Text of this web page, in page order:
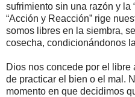
sufrimiento sin una razón y la
“Acción y Reacción” rige
somos libres en la siembra,
cosecha, condicionándonos
Dios nos concede por el
de practicar el bien o el mal.
momento en que decidimos